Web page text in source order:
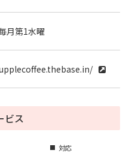
月第1水曜
ビス
■ 対応